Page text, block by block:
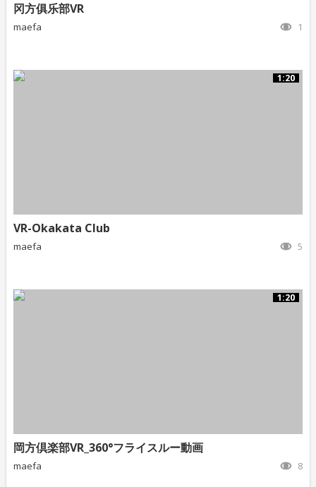
冈方俱乐部VR
maefa 1
1:20
VR-Okakata Club
maefa 5
1:20
岡方倶楽部VR_360°フライスルー動画
maefa 8